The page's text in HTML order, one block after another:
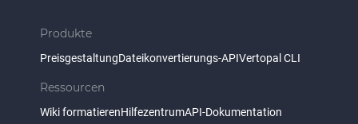
Produkte
PreisgestaltungDateikonvertierungs-APIVertopal CLI
Ressourcen
Wiki formatierenHilfezentrumAPI-Dokumentation